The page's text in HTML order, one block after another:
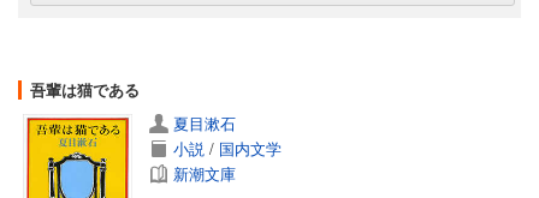
吾輩は猫である
夏目漱石
小説 / 国内文学
新潮文庫